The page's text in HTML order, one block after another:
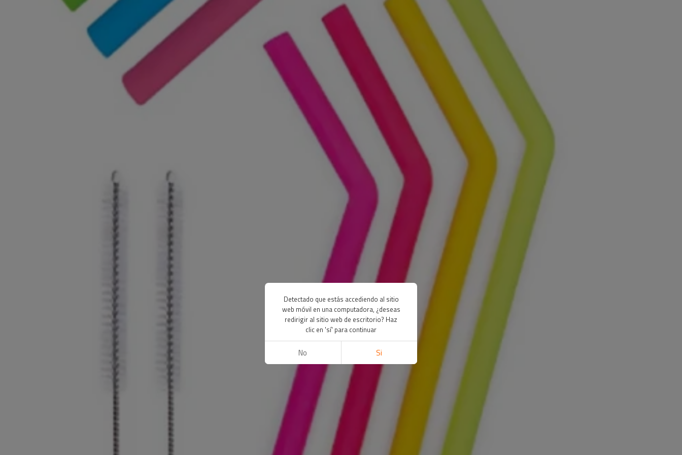
Detectado que estás accediendo al sitio
web móvil en una computadora, ¿deseas
redirigir al sitio web de escritorio? Haz
clic en 'sí' para continuar
No Si